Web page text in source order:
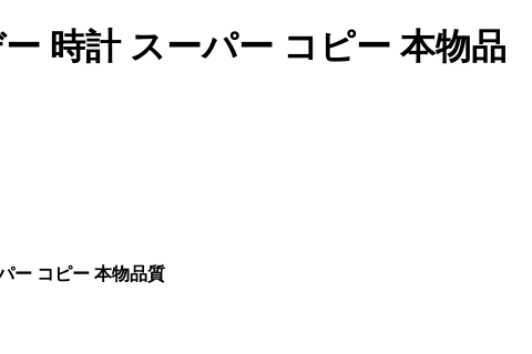
時計 スーパー コピー 本物品
ー コピー 本物品質